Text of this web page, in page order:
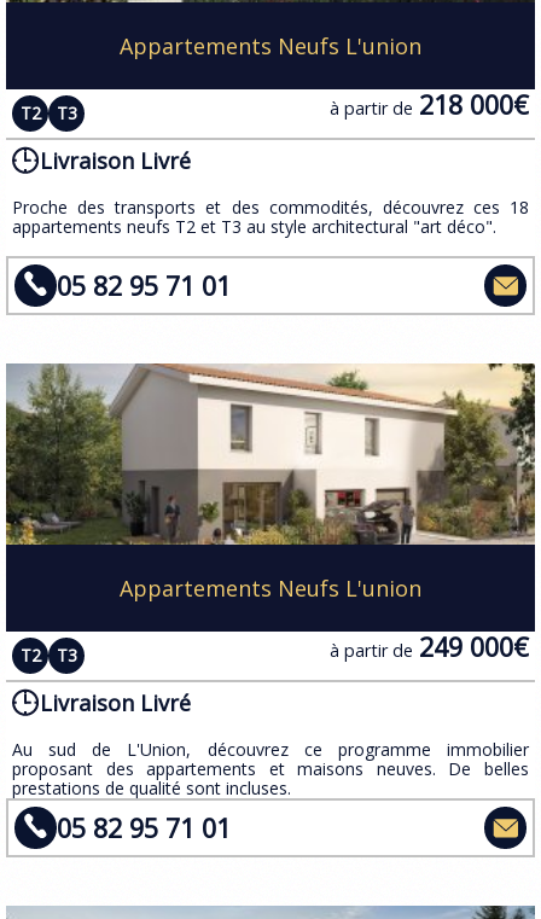
Appartements Neufs L'union
T2 T3 à partir de 218 000€
Livraison Livré
Proche des transports et des commodités, découvrez ces 18
appartements neufs T2 et T3 au style architectural "art déco".
05 82 95 71 01
Appartements Neufs L'union
T2 T3 à partir de 249 000€
Livraison Livré
Au sud de L'Union, découvrez ce programme immobilier
proposant des appartements et maisons neuves. De belles
prestations de qualité sont incluses.
05 82 95 71 01